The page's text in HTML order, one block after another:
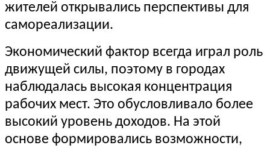
жителей открывались перспективы для
самореализации.
Экономический фактор всегда играл роль
движущей силы, поэтому в городах
наблюдалась высокая концентрация
рабочих мест. Это обусловливало более
высокий уровень доходов. На этой
основе формировались возможности,